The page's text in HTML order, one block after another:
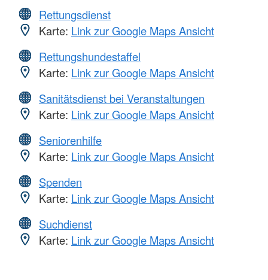
Rettungsdienst
Karte: Link zur Google Maps Ansicht
Rettungshundestaffel
Karte: Link zur Google Maps Ansicht
Sanitätsdienst bei Veranstaltungen
Karte: Link zur Google Maps Ansicht
Seniorenhilfe
Karte: Link zur Google Maps Ansicht
Spenden
Karte: Link zur Google Maps Ansicht
Suchdienst
Karte: Link zur Google Maps Ansicht